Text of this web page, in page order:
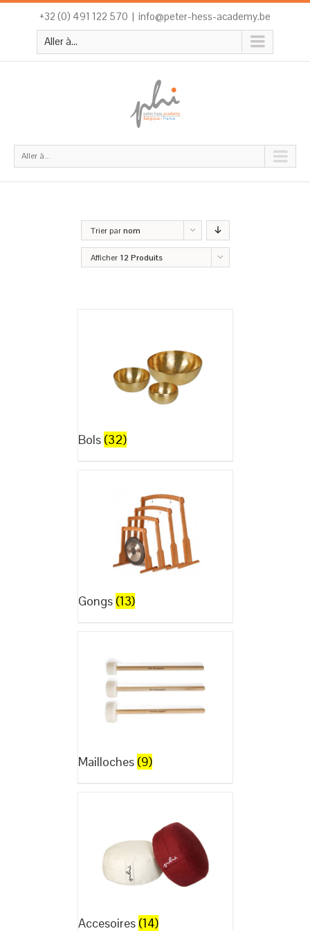
+32 (0) 491 122 570 | info@peter-hess-academy.be
Aller à...
Aller à...
Trier parnom
Afficher 12 Produits
Bols (32)
Gongs (13)
Mailloches (9)
Accesoires (14)